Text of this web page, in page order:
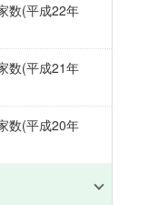
数(平成22年
数(平成21年
数(平成20年